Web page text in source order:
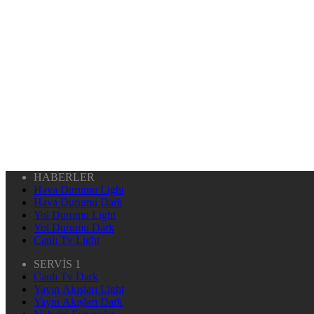
HABERLER
Hava Durumu Light
Hava Durumu Dark
Yol Durumu Light
Yol Durumu Dark
Canlı Tv Light
SERVİS 1
Canlı Tv Dark
Yayın Akışları Light
Yayın Akışları Dark